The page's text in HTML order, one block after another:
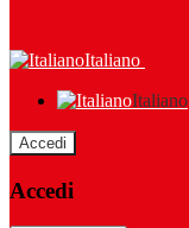
Italiano
Italiano
Accedi
Accedi